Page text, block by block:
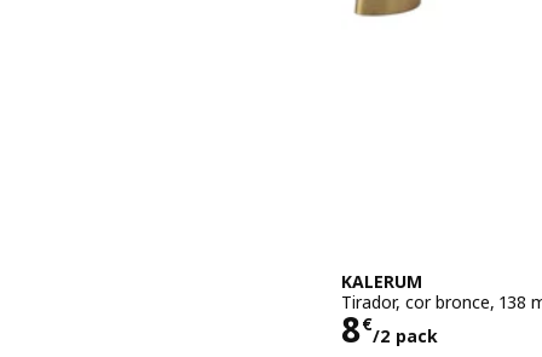
KALERUM
Tirador, cor bronce, 138
8€
/2 pack
Prezo 8€/2